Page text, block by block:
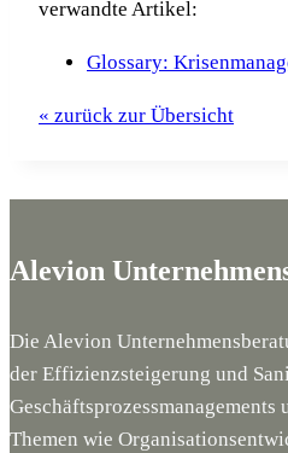
verwandte Artikel:
Glossary:
« zurück zur Übersicht
Alevion
Die Alevion
der Effizienzsteigerung und
Geschäftsprozessmanagements
Themen wie